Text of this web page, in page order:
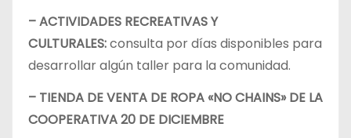
– ACTIVIDADES RECREATIVAS Y
CULTURALES:consulta por días disponibles para
desarrollar algún taller para la comunidad.
– TIENDA DE VENTA DE ROPA «NO CHAINS» DE LA
COOPERATIVA 20 DE DICIEMBRE